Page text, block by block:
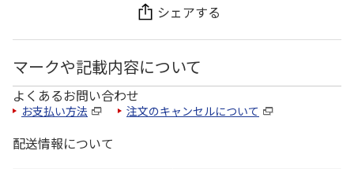
シェアする
マークや記載内容について
よくあるお問い合わせ
お支払い方法 注文のキャンセルについて
配送情報について